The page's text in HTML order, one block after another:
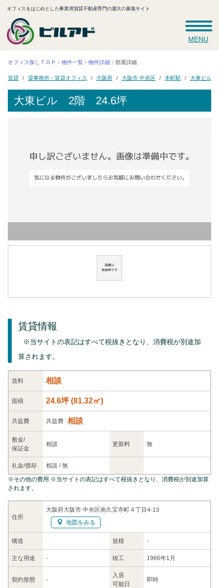
オフィスをはじめとした事業用賃貸不動産専門の最大の募集サイト
MENU
オフィス探しＴＯＰ 物件一覧 物件詳細 部屋詳細
賃貸 貸事務所・賃貸オフィス 大阪府 大阪市 中央区 本町駅 大東ビル
大東ビル 2階 24.6坪
賃貸情報
※当サイトの表記はすべて税抜きとなり、消費税が別途加
算されます。
賃料 相談
面積 24.6坪(81.32㎡)
共益費 共益費 相談
敷金/
保証金
相談 更新料 無
礼金/償却 相談 /無
住所
大阪府大阪市 中央区南久宝寺町４丁目4-13
地図をみる
構造 規模 -
主な用途 - 竣工 1966年1月
契約形態 -
入居
可能日
即時
※その他の費用 ※当サイトの表記はすべて税抜きとなり、消費税が別途加算
されます。